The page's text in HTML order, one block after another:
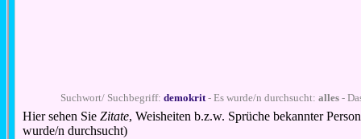
Suchwort/ Suchbegriff:demokrit- Es wurde/n durchsucht:alles -
Hier sehen SieZitate, Weisheiten b.z.w. Sprüche bekannter
wurde/n durchsucht)